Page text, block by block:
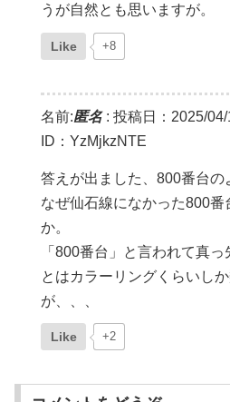
うが自然とも思いますが。
Like +8
名前:匿名: 投稿日：2025/
ID：YzMjkzNTE
答えが出ました、800番台の
なぜ仙石線になかった800番
か。
「800番台」と言われて真
とはカラーリングくらいし
が、、、
Like +2